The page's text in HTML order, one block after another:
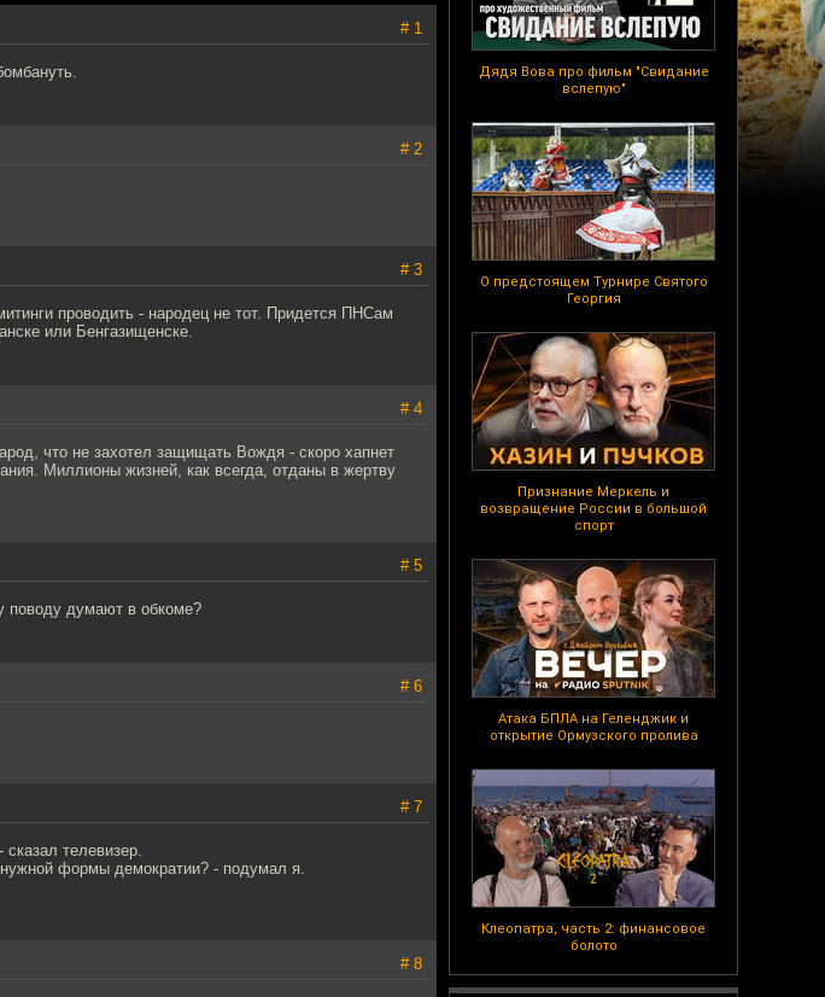
Дядя Вова про фильм "Свидание
вслепую"
О предстоящем Турнире Святого
Георгия
Признание Меркель и
возвращение России в большой
спорт
Атака БПЛА на Геленджик и
открытие Ормузского пролива
Клеопатра, часть 2: финансовое
болото
# 1
# 2
# 3
проводить - народец не тот. Придется ПНСам
или Бенгазищенске.
# 4
что не захотел защищать Вождя - скоро хапнет
Миллионы жизней, как всегда, отданы в жертву
# 5
поводу думают в обкоме?
# 6
# 7
телевизер.
формы демократии? - подумал я.
# 8